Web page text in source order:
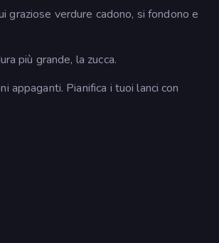
graziose verdure cadono, si fondono e
più grande, la zucca.
appaganti. Pianifica i tuoi lanci con